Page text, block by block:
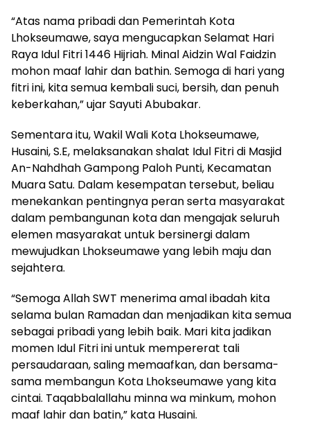
“Atas nama pribadi dan Pemerintah Kota
Lhokseumawe, saya mengucapkan Selamat Hari
Raya Idul Fitri 1446 Hijriah. Minal Aidzin Wal Faidzin
mohon maaf lahir dan bathin. Semoga di hari yang
fitri ini, kita semua kembali suci, bersih, dan penuh
keberkahan,” ujar Sayuti Abubakar.
Sementara itu, Wakil Wali Kota Lhokseumawe,
Husaini, S.E, melaksanakan shalat Idul Fitri di Masjid
An-Nahdhah Gampong Paloh Punti, Kecamatan
Muara Satu. Dalam kesempatan tersebut, beliau
menekankan pentingnya peran serta masyarakat
dalam pembangunan kota dan mengajak seluruh
elemen masyarakat untuk bersinergi dalam
mewujudkan Lhokseumawe yang lebih maju dan
sejahtera.
“Semoga Allah SWT menerima amal ibadah kita
selama bulan Ramadan dan menjadikan kita semua
sebagai pribadi yang lebih baik. Mari kita jadikan
momen Idul Fitri ini untuk mempererat tali
persaudaraan, saling memaafkan, dan bersama-
sama membangun Kota Lhokseumawe yang kita
cintai. Taqabbalallahu minna wa minkum, mohon
maaf lahir dan batin,” kata Husaini.